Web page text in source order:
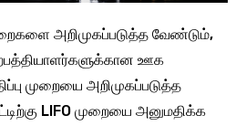
அறிமுகப்படுத்த வேண்டும்,
ஊக
முறையை அறிமுகப்படுத்த
LIFO முறையை அனுமதிக்க